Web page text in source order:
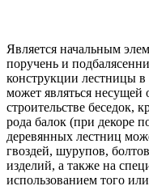
Является начальным
поручень и
конструкции лестницы в
может являться
строительстве беседок,
рода балок (при декоре
деревянных лестниц
гвоздей, шурупов,
изделий, а также на
использованием того